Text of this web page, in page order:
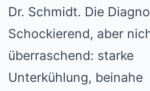
Dr. Schmidt. Die
Schockierend, aber
überraschend: starke
Unterkühlung, beinahe